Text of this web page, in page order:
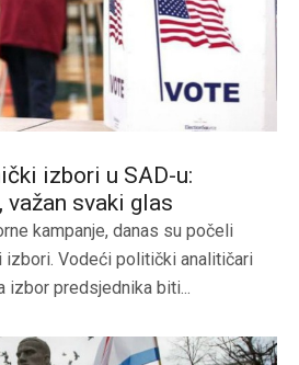
izbori u SAD-u:
važan svaki glas
kampanje, danas su počeli
Vodeći politički analitičari
izbor predsjednika biti...